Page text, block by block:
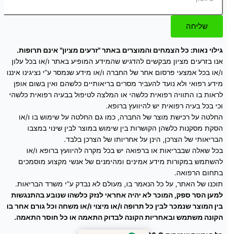
שליחה
גילוי נאות: כל הצמחים והמוצרים באתר "זרעים מציון" אינם תרופות.
אנו בזרעים מציון מבקשים להדגיש שהמידע המופיע באתר ו/או בכל עלון
ו/או בכל אמצעי פרסום אחר של החברה ו/או מידע שנמסר ע”י נציגינו איננו
מידע רפואי ולא נועד להעביר מסרים בריאותיים כלשהם ואין בשום אופן
לראות בו התוויה רפואית כלשהי או המלצה לטיפול בבעיה רפואית כלשהי
וכי בכל בעיה רפואית יש להיוועץ ברופא.
החלטה על רכישת מוצר של החברה, כמו גם החלטה על שימוש בו ו/או
הסקת מסקנות כלשהן הקושרות בין שימוש במוצר לבין שינוי במצבו
הבריאותי של הצרכן, הינן על אחריותו של הצרכן בלבד.
בכל שאלה שבבריאות או ברפואה יש בכל מקרה להיוועץ ברופא ו/או
להשתמש במקורות מידע אמינים ומהימנים של אנשי מקצוע מוסמכים
בתחום הרפואה.
תוכנו של האתר, על כל הנאמר בו, מעולם לא נבדק ע”י משרד הבריאות.
למען הסר ספק, המוכר לא יהיה אחראי לנזק כלשהו שנובע בהתנגשות
בין המוצר שנמכר לבין כל תרופה ו/או מיצוי ו/או משחה וכל גורם אחר בו
הקונה משתמש ובאחריות הקונה לבדוק התאמה או כל חוסר התאמה.